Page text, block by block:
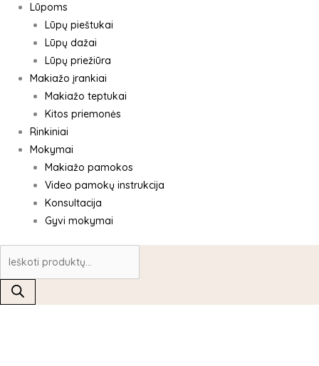
Lūpoms
Lūpų pieštukai
Lūpų dažai
Lūpų priežiūra
Makiažo įrankiai
Makiažo teptukai
Kitos priemonės
Rinkiniai
Mokymai
Makiažo pamokos
Video pamokų instrukcija
Konsultacija
Gyvi mokymai